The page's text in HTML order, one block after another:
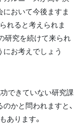
において今後ますま
れると考えられま
研究を続けて来られ
にお考えでしょう
できていない研究課
かと問われますと、
あります。